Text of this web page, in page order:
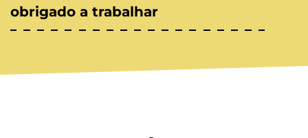
obrigado a trabalhar